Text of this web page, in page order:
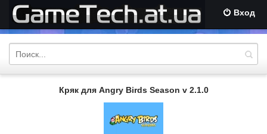
Вход
Кряк для Angry Birds Season v 2.1.0